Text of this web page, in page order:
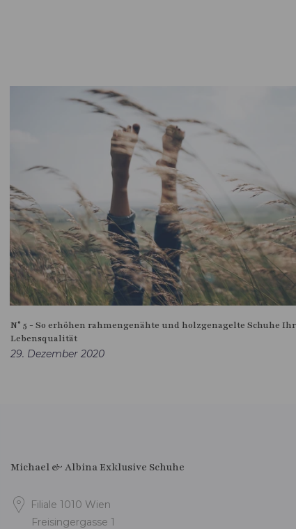
N° 5 - So erhöhen rahmengenähte und holzgenagelte Schuhe
Lebensqualität
29. Dezember 2020
Michael & Albina Exklusive Schuhe
Filiale 1010 Wien
Freisingergasse 1